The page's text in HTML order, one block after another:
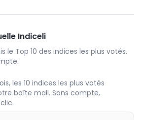
Indiceli
le Top 10 des indices les plus votés.
les 10 indices les plus votés
boîte mail. Sans compte,